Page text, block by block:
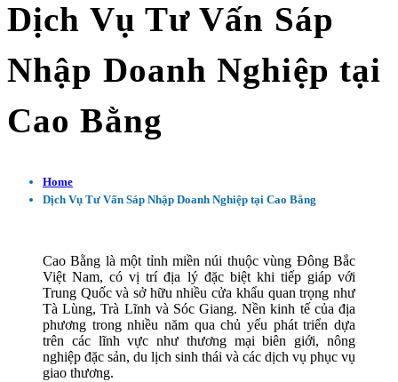
Dịch Vụ Tư Vấn Sáp
Nhập Doanh Nghiệp tại
Cao Bằng
Home
Dịch Vụ Tư Vấn Sáp Nhập Doanh Nghiệp tại Cao Bằng
Cao Bằng là một tỉnh miền núi thuộc vùng Đông Bắc
Việt Nam, có vị trí địa lý đặc biệt khi tiếp giáp với
Trung Quốc và sở hữu nhiều cửa khẩu quan trọng như
Tà Lùng, Trà Lĩnh và Sóc Giang. Nền kinh tế của địa
phương trong nhiều năm qua chủ yếu phát triển dựa
trên các lĩnh vực như thương mại biên giới, nông
nghiệp đặc sản, du lịch sinh thái và các dịch vụ phục vụ
giao thương.